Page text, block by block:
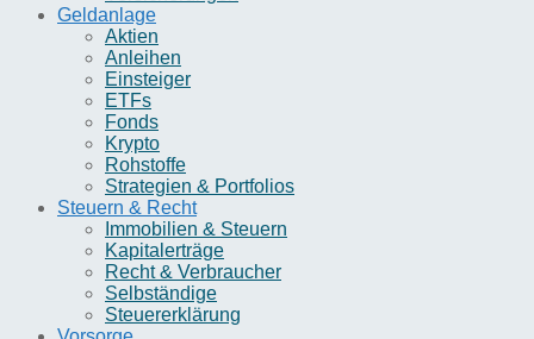
Geldanlage
Aktien
Anleihen
Einsteiger
ETFs
Fonds
Krypto
Rohstoffe
Strategien & Portfolios
Steuern & Recht
Immobilien & Steuern
Kapitalerträge
Recht & Verbraucher
Selbständige
Steuererklärung